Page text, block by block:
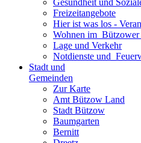
Freizeit­angebote
Hier ist was los -
Wohnen im ­ Bützower
Lage und Verkehr
Notdienste und
Stadt und
Gemeinden
Zur Karte
Amt Bützow Land
Stadt Bützow
Baumgarten
Bernitt